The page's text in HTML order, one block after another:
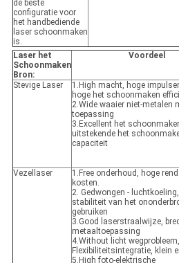
de beste
configuratie voor
het handbediende
laser schoonmaken
is.
Laser het
Schoonmaken
Bron:
Voordeel
Stevige Laser
1.High macht, hoge
hoge het schoonmaken
2.Wide waaier niet-metalen
toepassing
3.Excellent het
uitstekende het
capaciteit
Vezellaser
1.Free onderhoud, hoge
kosten.
2. Gedwongen -
stabiliteit van het
gebruiken
3.Good laserstraalwijze,
metaaltoepassing
4.Without licht wegprobleem,
Flexibiliteitsintegratie, klein
5.High foto-elektrische